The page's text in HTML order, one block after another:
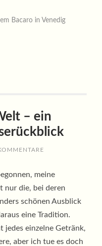
Bacaro in Venedig
– ein
meine
nur die, bei deren
schönen Ausblick
eine Tradition.
einzelne Getränk,
aber ich tue es doch